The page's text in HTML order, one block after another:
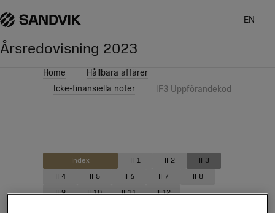
Årsredovisning 2023
EN
Home
Hållbara affärer
Icke-finansiella noter
IF3 Uppförandekod
Index IF1 IF2
IF3
IF4
IF5 IF6 IF7
IF8
IF9
IF10 IF11 IF12